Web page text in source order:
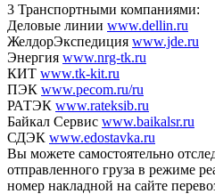
3 Транспортными компаниями:
Деловые линии www.dellin.ru
ЖелдорЭкспедиция www.jde.ru
Энергия www.nrg-tk.ru
КИТ www.tk-kit.ru
ПЭК www.pecom.ru/ru
РАТЭК www.rateksib.ru
Байкал Сервис www.baikalsr.ru
СДЭК www.edostavka.ru
Вы можете самостоятельно
отправленного груза в режиме
номер накладной на сайте